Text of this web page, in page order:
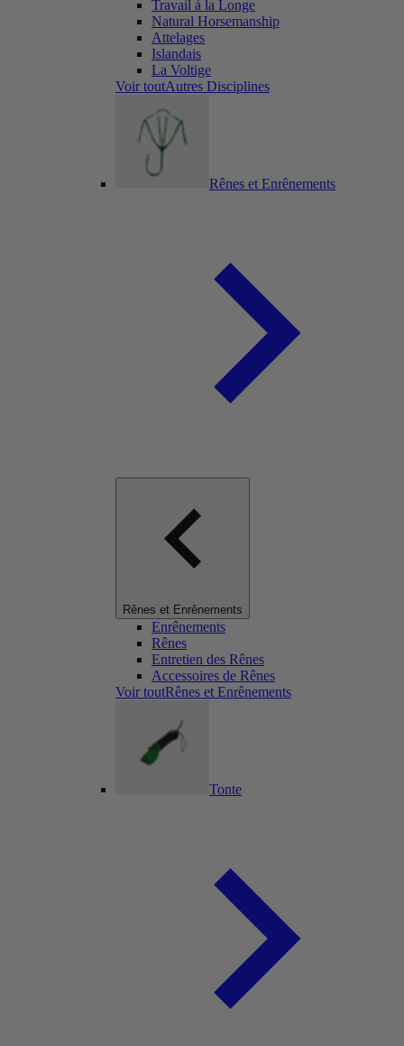
Travail à la Longe
Natural Horsemanship
Attelages
Islandais
La Voltige
Voir toutAutres Disciplines
Rênes et Enrênements
Rênes et Enrênements
Enrênements
Rênes
Entretien des Rênes
Accessoires de Rênes
Voir toutRênes et Enrênements
Tonte